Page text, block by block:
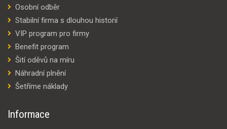
Osobní odběr
Stabilní firma s dlouhou historií
VIP program pro firmy
Benefit program
Šití oděvů na míru
Náhradní plnění
Šetříme náklady
Informace